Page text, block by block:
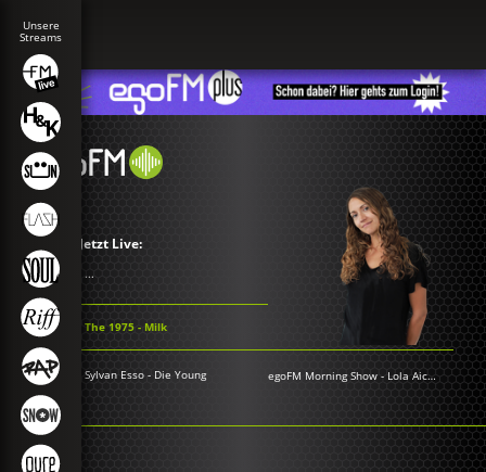
Jetzt Live:
...
The 1975 - Milk
Sylvan Esso - Die Young egoFM Morning Show - Lola Aichner